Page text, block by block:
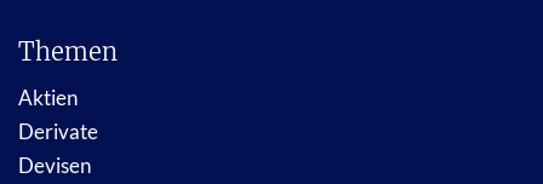
Themen
Aktien
Derivate
Devisen